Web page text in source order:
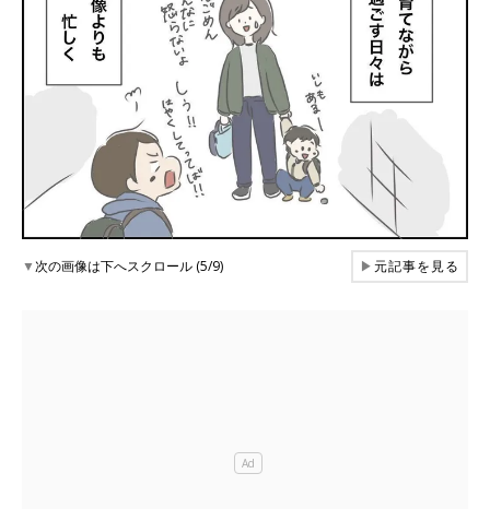
▼次の画像は下へスクロール (5/9) ▶元記事を見る